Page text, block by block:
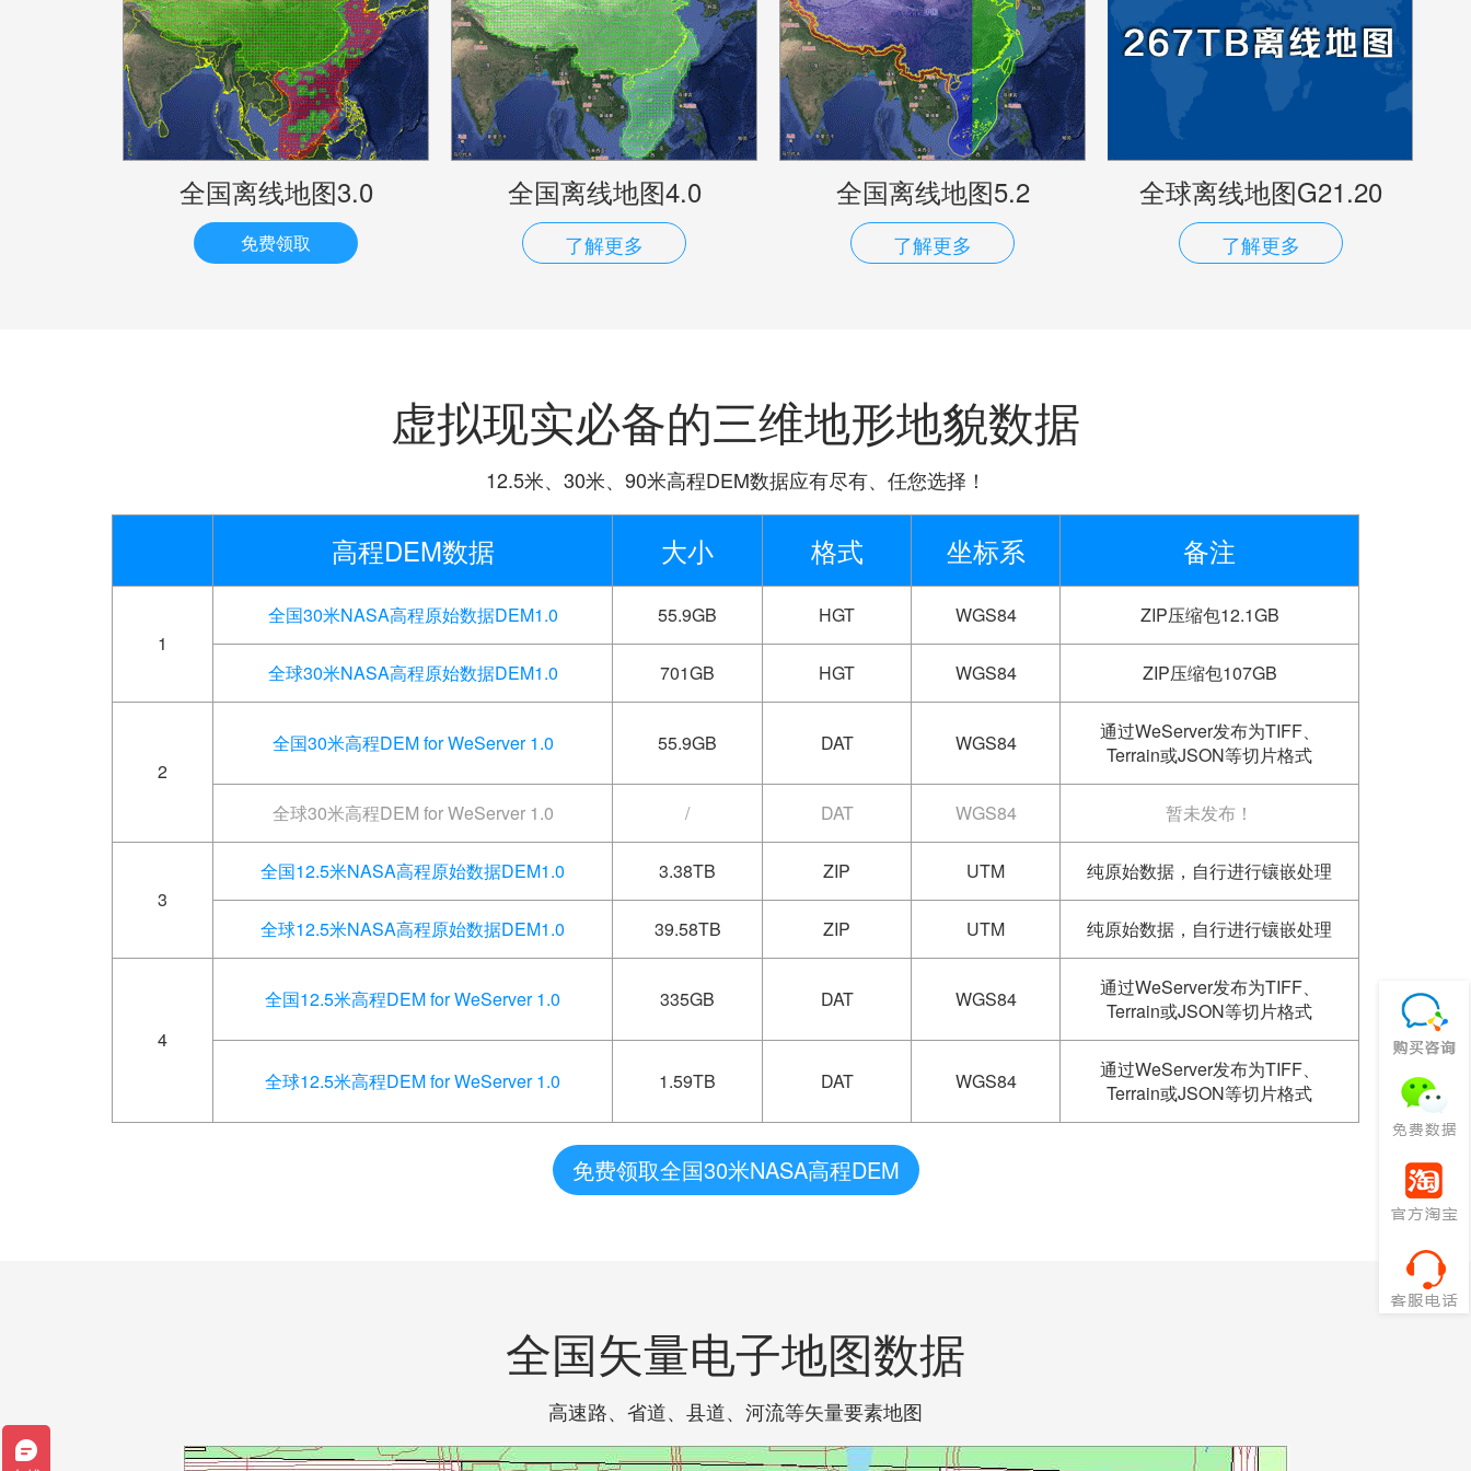
全国离线地图3.0
免费领取
全国离线地图4.0
了解更多
全国离线地图5.2
了解更多
全球离线地图G21.20
了解更多
虚拟现实必备的三维地形地貌数据
12.5米、30米、90米高程DEM数据应有尽有、任您选择！
高程DEM数据 大小 格式 坐标系 备注
1
全国30米NASA高程原始数据DEM1.0 55.9GB HGT WGS84 ZIP压缩包12.1GB
全球30米NASA高程原始数据DEM1.0 701GB HGT WGS84 ZIP压缩包107GB
2
全国30米高程DEM for WeServer 1.0 55.9GB DAT WGS84
通过WeServer发布为TIFF、
Terrain或JSON等切片格式
全球30米高程DEM for WeServer 1.0 / DAT WGS84 暂未发布！
3
全国12.5米NASA高程原始数据DEM1.0 3.38TB ZIP UTM 纯原始数据，自行进行镶嵌处理
全球12.5米NASA高程原始数据DEM1.0 39.58TB ZIP UTM 纯原始数据，自行进行镶嵌处理
4
全国12.5米高程DEM for WeServer 1.0 335GB DAT WGS84
通过WeServer发布为TIFF、
Terrain或JSON等切片格式
全球12.5米高程DEM for WeServer 1.0 1.59TB DAT WGS84
通过WeServer发布为TIFF、
Terrain或JSON等切片格式
免费领取全国30米NASA高程DEM
全国矢量电子地图数据
高速路、省道、县道、河流等矢量要素地图